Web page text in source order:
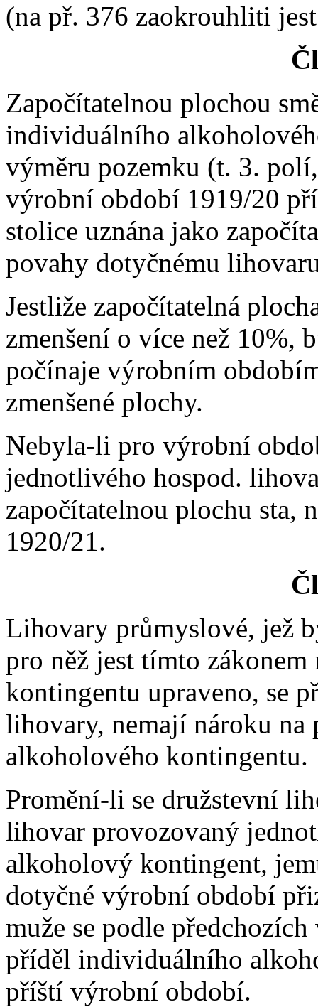
(na př. 376 zaokrouhliti
Započítatelnou plochou
individuálního
výměru pozemku (t. 3.
výrobní období 1919/20
stolice uznána jako
povahy dotyčnému
Jestliže započítatelná
zmenšení o více než 10%,
počínaje výrobním
zmenšené plochy.
Nebyla-li pro výrobní
jednotlivého hospod.
započítatelnou plochu sta,
1920/21.
Lihovary průmyslové, jež
pro něž jest tímto
kontingentu upraveno, se
lihovary, nemají nároku
alkoholového kontingentu.
Promění-li se družstevní
lihovar provozovaný
alkoholový kontingent,
dotyčné výrobní období
muže se podle
příděl individuálního
příští výrobní období.